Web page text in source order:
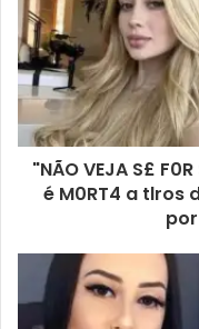
"NÃO VEJA S£
é M0RT4 a tlros